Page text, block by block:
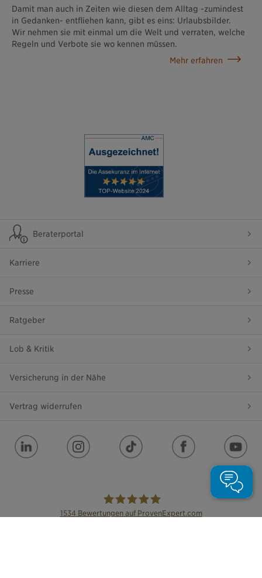
Damit man auch in Zeiten wie diesen dem Alltag -zumindest
in Gedanken- entfliehen kann, gibt es eins: Urlaubsbilder.
Wir nehmen sie mit einmal um die Welt und verraten, welche
Regeln und Verbote sie wo kennen müssen.
Mehr erfahren
Beraterportal
Karriere
Presse
Ratgeber
Lob & Kritik
Versicherung in der Nähe
Vertrag widerrufen
1534 Bewertungen auf ProvenExpert.com